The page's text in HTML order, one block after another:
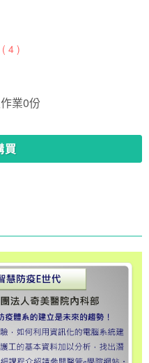
( 4 )
業0份
買